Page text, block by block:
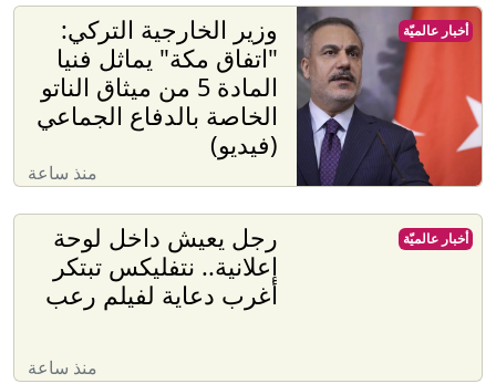
وزير الخارجية التركي:
"اتفاق مكة" يماثل فنيا
المادة 5 من ميثاق الناتو
الخاصة بالدفاع الجماعي
(فيديو)
منذ ساعة
أخبار عالميّة
رجل يعيش داخل لوحة
إعلانية.. نتفليكس تبتكر
أغرب دعاية لفيلم رعب
منذ ساعة
أخبار عالميّة